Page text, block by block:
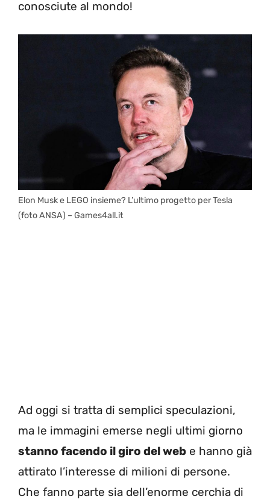
conosciute al mondo!
Elon Musk e LEGO insieme? L’ultimo progetto per Tesla
(foto ANSA) – Games4all.it
Ad oggi si tratta di semplici speculazioni,
ma le immagini emerse negli ultimi giorno
stanno facendo il giro del web e hanno già
attirato l’interesse di milioni di persone.
Che fanno parte sia dell’enorme cerchia di